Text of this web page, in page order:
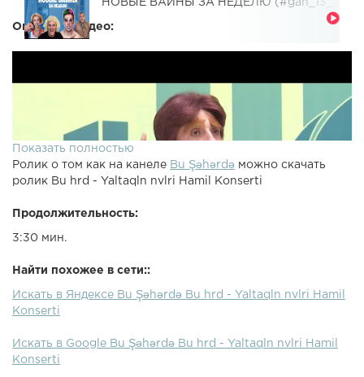
НОВЫЕ ВАЙНЫ ЗА НЕДЕЛЮ (#gan_13_)
Описание видео:
Показать полностью
Ролик о том как на канеле Bu Şəhərdə можно скачать
ролик Bu hrd - Yaltaqln nvlri Hamil Konserti
Продолжительность:
3:30 мин.
Найти похожее в сети::
Искать в Яндексе Bu Şəhərdə Bu hrd - Yaltaqln nvlri Hamil
Konserti
Искать в Google Bu Şəhərdə Bu hrd - Yaltaqln nvlri Hamil
Konserti